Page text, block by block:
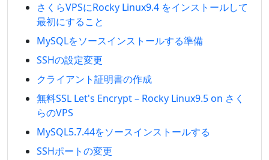
さくらVPSにRocky Linux9.4 をインストールして
最初にすること
MySQLをソースインストールする準備
SSHの設定変更
クライアント証明書の作成
無料SSL Let's Encrypt – Rocky Linux9.5 on さく
らのVPS
MySQL5.7.44をソースインストールする
SSHポートの変更